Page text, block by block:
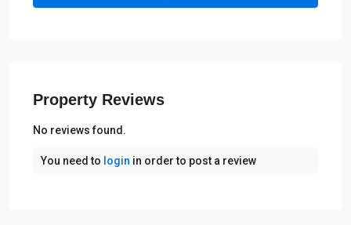
Property Reviews
No reviews found.
You need to login in order to post a review